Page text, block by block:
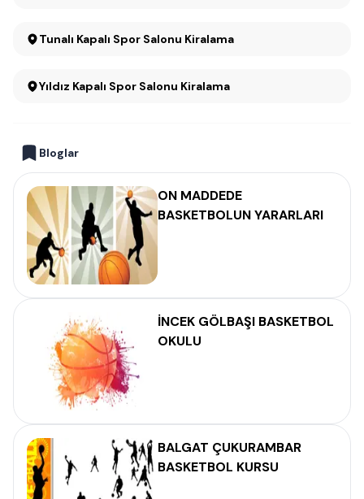
Tunalı Kapalı Spor Salonu Kiralama
Yıldız Kapalı Spor Salonu Kiralama
Bloglar
ON MADDEDE
BASKETBOLUN YARARLARI
İNCEK GÖLBAŞI BASKETBOL
OKULU
BALGAT ÇUKURAMBAR
BASKETBOL KURSU